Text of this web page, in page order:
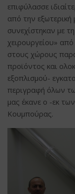
επιφύλασσε
από την εξωτερική
συνεχίστηκαν με
χειρουργείου»
στους χώρους
προϊόντος και
εξοπλισμού-
περιγραφή όλων
μας έκανε ο -εκ
Κουμπούρας.